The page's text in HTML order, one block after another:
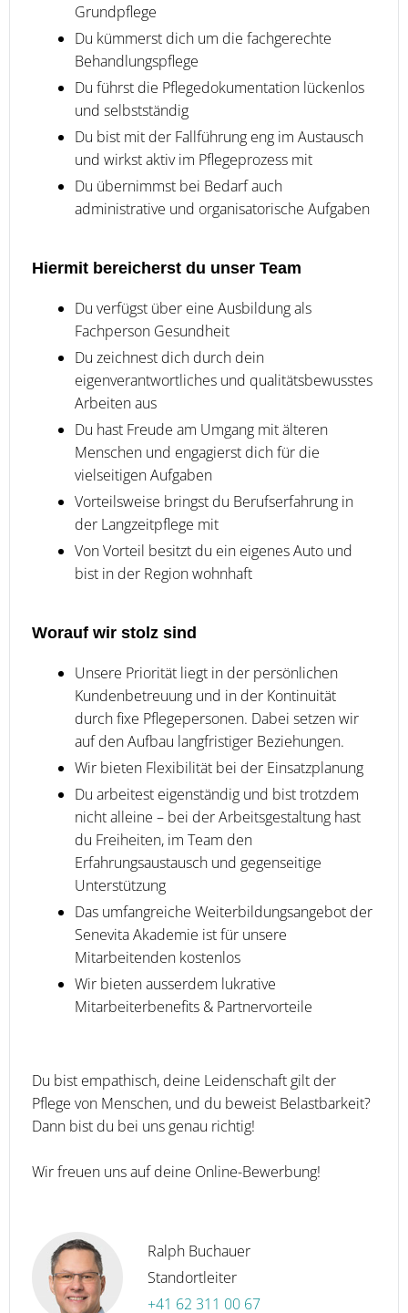
Grundpflege
Du kümmerst dich um die fachgerechte
Behandlungspflege
Du führst die Pflegedokumentation lückenlos
und selbstständig
Du bist mit der Fallführung eng im Austausch
und wirkst aktiv im Pflegeprozess mit
Du übernimmst bei Bedarf auch
administrative und organisatorische Aufgaben
Hiermit bereicherst du unser Team
Du verfügst über eine Ausbildung als
Fachperson Gesundheit
Du zeichnest dich durch dein
eigenverantwortliches und qualitätsbewusstes
Arbeiten aus
Du hast Freude am Umgang mit älteren
Menschen und engagierst dich für die
vielseitigen Aufgaben
Vorteilsweise bringst du Berufserfahrung in
der Langzeitpflege mit
Von Vorteil besitzt du ein eigenes Auto und
bist in der Region wohnhaft
Worauf wir stolz sind
Unsere Priorität liegt in der persönlichen
Kundenbetreuung und in der Kontinuität
durch fixe Pflegepersonen. Dabei setzen wir
auf den Aufbau langfristiger Beziehungen.
Wir bieten Flexibilität bei der Einsatzplanung
Du arbeitest eigenständig und bist trotzdem
nicht alleine – bei der Arbeitsgestaltung hast
du Freiheiten, im Team den
Erfahrungsaustausch und gegenseitige
Unterstützung
Das umfangreiche Weiterbildungsangebot der
Senevita Akademie ist für unsere
Mitarbeitenden kostenlos
Wir bieten ausserdem lukrative
Mitarbeiterbenefits & Partnervorteile
Du bist empathisch, deine Leidenschaft gilt der
Pflege von Menschen, und du beweist Belastbarkeit?
Dann bist du bei uns genau richtig!
Wir freuen uns auf deine Online-Bewerbung!
Ralph Buchauer
Standortleiter
+41 62 311 00 67